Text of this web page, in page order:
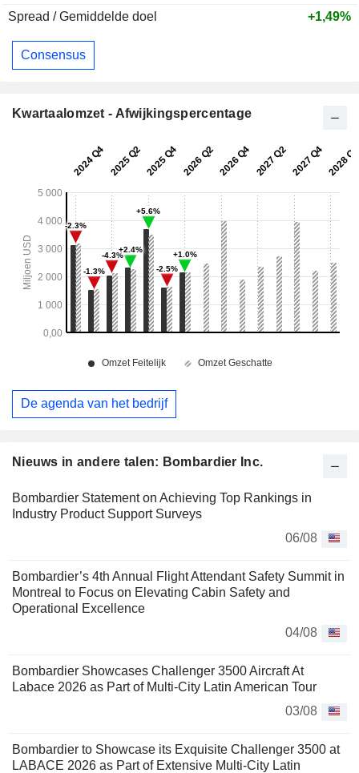
Nieuws in andere talen: Bombardier Inc.
Bombardier Statement on Achieving Top Rankings in
Industry Product Support Surveys
06/08
Bombardier’s 4th Annual Flight Attendant Safety Summit in
Montreal to Focus on Elevating Cabin Safety and
Operational Excellence
04/08
Bombardier Showcases Challenger 3500 Aircraft At
Labace 2026 as Part of Multi-City Latin American Tour
03/08
Bombardier to Showcase its Exquisite Challenger 3500 at
LABACE 2026 as Part of Extensive Multi-City Latin
Spread / Gemiddelde doel
+1,49%
Consensus
Kwartaalomzet - Afwijkingspercentage
De agenda van het bedrijf